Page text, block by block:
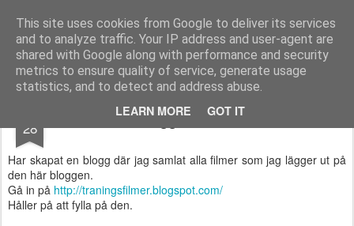
This site uses cookies from Google to deliver its services
and to analyze traffic. Your IP address and user-agent are
shared with Google along with performance and security
metrics to ensure quality of service, generate usage
statistics, and to detect and address abuse.
LEARN MORE GOT IT
Functional Fitness by Mattias - Träningsinspiration & träningsfilmer
Pages
28 Blogg med filmer
Har skapat en blogg där jag samlat alla filmer som jag lägger ut på
den här bloggen.
Gå in på http://traningsfilmer.blogspot.com/
Håller på att fylla på den.